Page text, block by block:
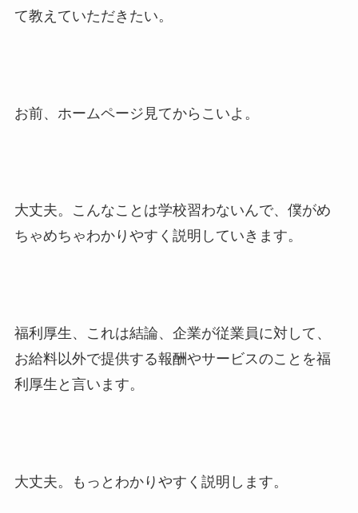
て教えていただきたい。
お前、ホームページ見てからこいよ。
大丈夫。こんなことは学校習わないんで、僕がめ
ちゃめちゃわかりやすく説明していきます。
福利厚生、これは結論、企業が従業員に対して、
お給料以外で提供する報酬やサービスのことを福
利厚生と言います。
大丈夫。もっとわかりやすく説明します。